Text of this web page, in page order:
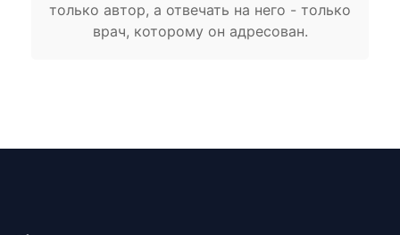
только автор, а отвечать на него - только
врач, которому он адресован.